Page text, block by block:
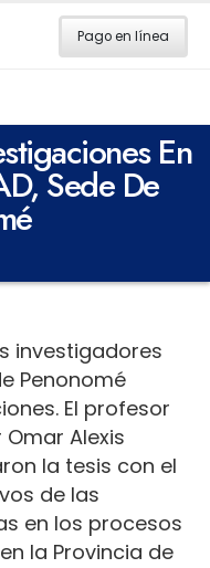
Pago en línea
En
Sede De
investigadores
Penonomé
El profesor
Alexis
la tesis con el
de las
en los procesos
la Provincia de